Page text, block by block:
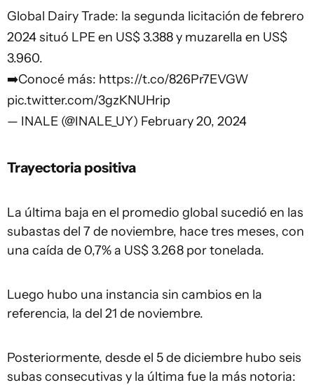
Global Dairy Trade: la segunda licitación de febrero
2024 situó LPE en US$ 3.388 y muzarella en US$
3.960.
➡️Conocé más: https://t.co/826Pr7EVGW
pic.twitter.com/3gzKNUHrip
— INALE (@INALE_UY) February 20, 2024
Trayectoria positiva
La última baja en el promedio global sucedió en las
subastas del 7 de noviembre, hace tres meses, con
una caída de 0,7% a US$ 3.268 por tonelada.
Luego hubo una instancia sin cambios en la
referencia, la del 21 de noviembre.
Posteriormente, desde el 5 de diciembre hubo seis
subas consecutivas y la última fue la más notoria: